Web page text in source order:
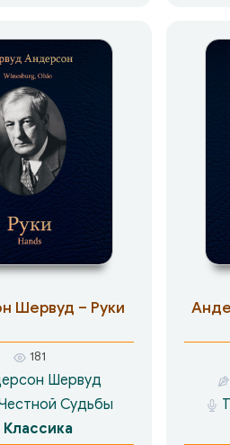
поводу места
Через
часов он вынужден
с этой девушкой:
Теперь
может себе
вранья. Ведь
знакомства
единственная
— обмен
Но он назвался
именем, да к тому
насчёт своего
Шервуд – Руки
181
Шервуд
Судьбы
Классика